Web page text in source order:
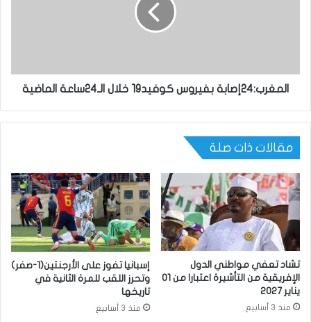
المغرب:24إصابة بفيروس كوفيد19 خلال الـ24ساعة الماضية
مقالات ذات صلة
تشاد تعفي مواطني الدول
الإفريقية من التأشيرة اعتبارا من 01
يناير 2027
منذ 3 أسابيع
إسبانيا تفوز على الأرجنتين(1-صفر)
وتحرز اللقب للمرة الثانية في
تاريخها
منذ 3 أسابيع